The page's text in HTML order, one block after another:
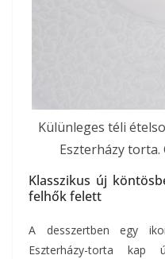
Külünleges téli
Eszterházy torta.
Klasszikus új
felhők felett
A desszertben egy
Eszterházy-torta kap